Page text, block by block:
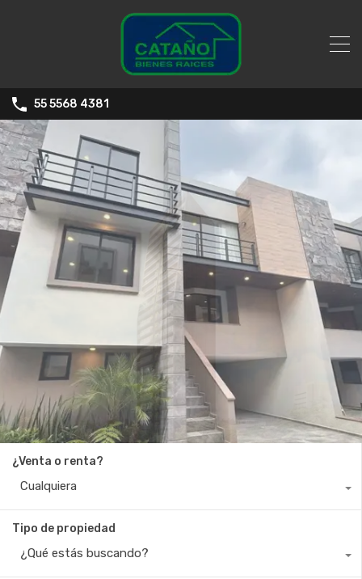
55 5568 4381
¿Venta o renta?
Cualquiera
Tipo de propiedad
¿Qué estás buscando?